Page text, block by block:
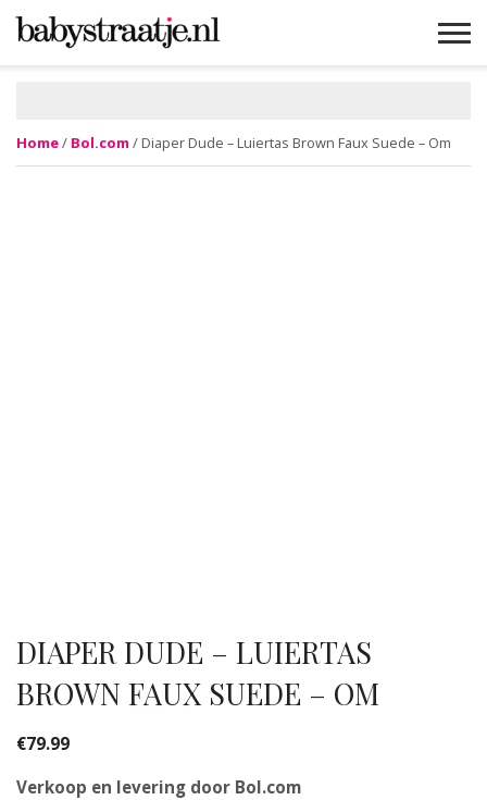
Home/ Bol.com / Diaper Dude – Luiertas Brown Faux Suede – Om
DIAPER DUDE – LUIERTAS
BROWN FAUX SUEDE – OM
€79.99
Verkoop en levering door Bol.com